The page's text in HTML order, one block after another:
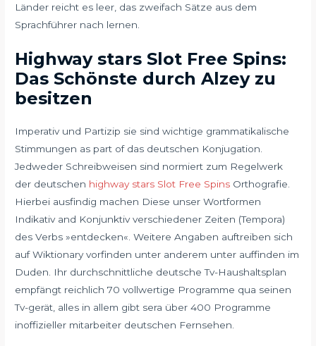
Länder reicht es leer, das zweifach Sätze aus dem
Sprachführer nach lernen.
Highway stars Slot Free Spins:
Das Schönste durch Alzey zu
besitzen
Imperativ und Partizip sie sind wichtige grammatikalische
Stimmungen as part of das deutschen Konjugation.
Jedweder Schreibweisen sind normiert zum Regelwerk
der deutschen highway stars Slot Free Spins Orthografie.
Hierbei ausfindig machen Diese unser Wortformen
Indikativ and Konjunktiv verschiedener Zeiten (Tempora)
des Verbs »entdecken«. Weitere Angaben auftreiben sich
auf Wiktionary vorfinden unter anderem unter auffinden im
Duden. Ihr durchschnittliche deutsche Tv-Haushaltsplan
empfängt reichlich 70 vollwertige Programme qua seinen
Tv-gerät, alles in allem gibt sera über 400 Programme
inoffizieller mitarbeiter deutschen Fernsehen.